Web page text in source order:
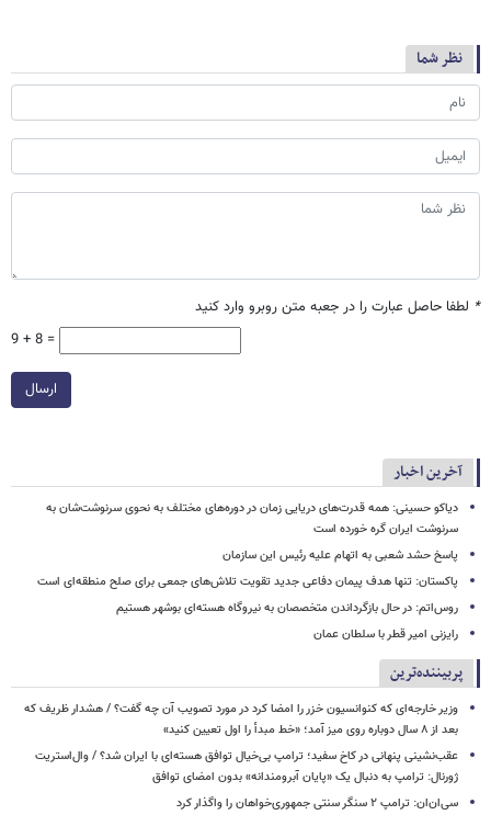
نظر شما
* لطفا حاصل عبارت را در جعبه متن روبرو وارد کنید
9 + 8 =
ارسال
آخرین اخبار
دیاکو حسینی: همه قدرت‌های دریایی زمان در دوره‌های مختلف به نحوی سرنوشت‌شان به
سرنوشت ایران گره خورده است
پاسخ حشد شعبی به اتهام‌ علیه رئیس این سازمان
پاکستان: تنها هدف پیمان دفاعی جدید تقویت تلاش‌های جمعی برای صلح منطقه‌ای است
روس‌اتم: در حال بازگرداندن متخصصان به نیروگاه هسته‌ای بوشهر هستیم
رایزنی امیر قطر با سلطان عمان
پربیننده‌ترین
وزیر خارجه‌ای که کنوانسیون خزر را امضا کرد در مورد تصویب آن چه گفت؟ / هشدار ظریف که
بعد از ۸ سال دوباره روی میز آمد؛ «خط مبدأ را اول تعیین کنید»
عقب‌نشینی پنهانی در کاخ سفید؛ ترامپ بی‌خیال توافق هسته‌ای با ایران شد؟ / وال‌استریت
ژورنال: ترامپ به دنبال یک «پایان آبرومندانه» بدون امضای توافق
سی‌ان‌ان: ترامپ ۲ سنگر سنتی جمهوری‌خواهان را واگذار کرد